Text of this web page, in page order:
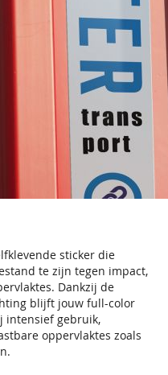
sticker die
te zijn tegen impact,
Dankzij de
blijft jouw full-color
intensief gebruik,
oppervlaktes zoals